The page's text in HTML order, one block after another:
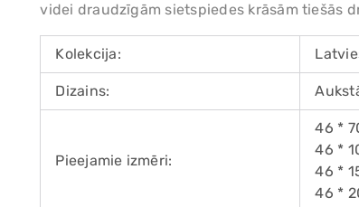
videi draudzīgām sietspiedes krāsām tiešās
Kolekcija:
Dizains:
Pieejamie izmēri:
46 *
46 *
46 *
46 *